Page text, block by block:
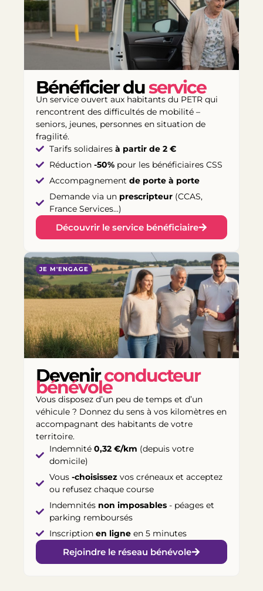
Bénéficier duservice
Un service ouvert aux habitants du PETR qui
rencontrent des difficultés de mobilité –
seniors, jeunes, personnes en situation de
fragilité.
Tarifs solidairesà partir de 2 €
Réduction -50%pour les bénéficiaires CSS
Accompagnement de porte à porte
Demande via un prescripteur(CCAS,
France Services...)
Découvrir le service bénéficiaire
JE M'ENGAGE
Devenirconducteur
bénévole
Vous disposez d’un peu de temps et d’un
véhicule ? Donnez du sens à vos kilomètres en
accompagnant des habitants de votre
territoire.
Indemnité0,32 €/km (depuis votre
domicile)
Vous -choisissezvos créneaux et acceptez
ou refusez chaque course
Indemnités non imposables- péages et
parking remboursés
Inscription en ligneen 5 minutes
Rejoindre le réseau bénévole